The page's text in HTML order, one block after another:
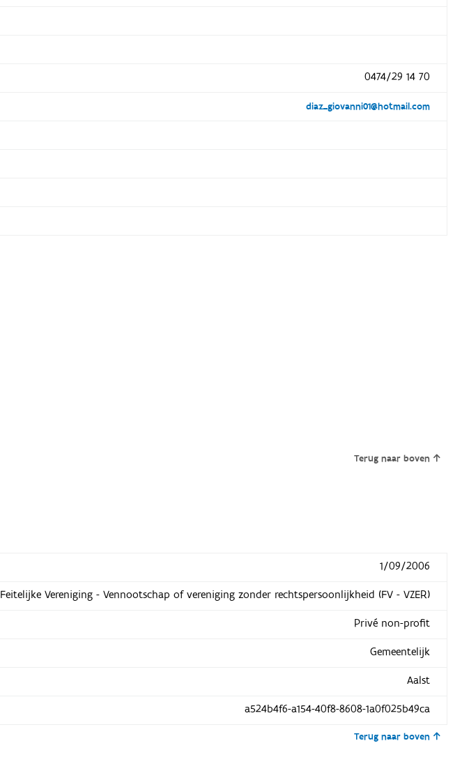
0474/29 14 70
diaz_giovanni01@hotmail.com
Terug naar boven
1/09/2006
Feitelijke Vereniging - Vennootschap of vereniging zonder rechtspersoonlijkheid (FV - VZER)
Privé non-profit
Gemeentelijk
Aalst
a524b4f6-a154-40f8-8608-1a0f025b49ca
Terug naar boven